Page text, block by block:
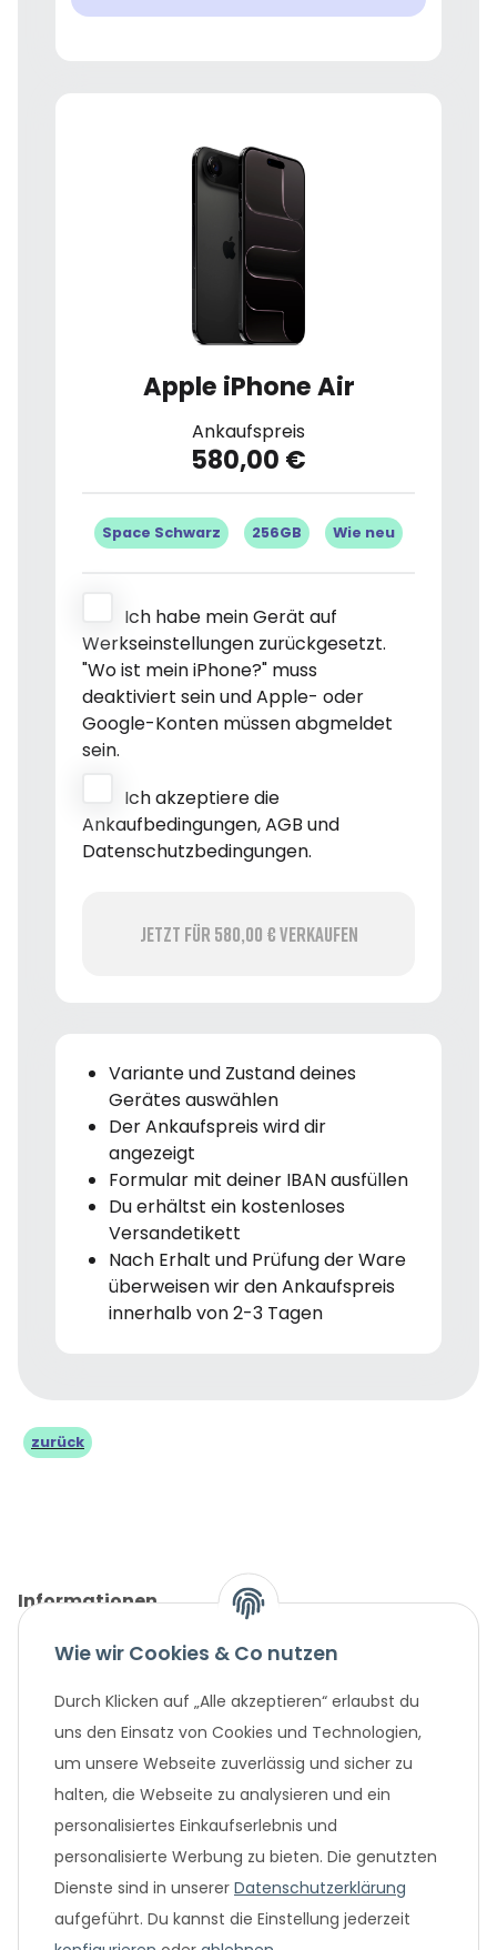
Apple iPhone Air
Ankaufspreis
580,00 €
Space Schwarz 256GB Wie neu
Ich habe mein Gerät auf
Werkseinstellungen zurückgesetzt.
"Wo ist mein iPhone?" muss
deaktiviert sein und Apple- oder
Google-Konten müssen abgmeldet
sein.
Ich akzeptiere die
Ankaufbedingungen, AGB und
Datenschutzbedingungen.
Jetzt für 580,00 € verkaufen
Variante und Zustand deines
Gerätes auswählen
Der Ankaufspreis wird dir
angezeigt
Formular mit deiner IBAN ausfüllen
Du erhältst ein kostenloses
Versandetikett
Nach Erhalt und Prüfung der Ware
überweisen wir den Ankaufspreis
innerhalb von 2-3 Tagen
zurück
Informationen
Gesetzliche Informationen
Unternehmen
Beliebte Angebote
Wie wir Cookies & Co nutzen
Durch Klicken auf „Alle akzeptieren“ erlaubst du
uns den Einsatz von Cookies und Technologien,
um unsere Webseite zuverlässig und sicher zu
halten, die Webseite zu analysieren und ein
personalisiertes Einkaufserlebnis und
personalisierte Werbung zu bieten. Die genutzten
Dienste sind in unserer Datenschutzerklärung
aufgeführt. Du kannst die Einstellung jederzeit